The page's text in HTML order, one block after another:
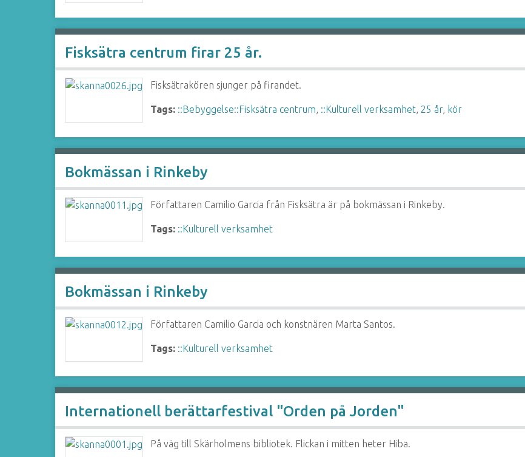
Fisksätra centrum firar 25 år.
Fisksätrakören sjunger på firandet.
Tags: ::Bebyggelse::Fisksätra centrum, ::Kulturell verksamhet,25 år, kör
Bokmässan i Rinkeby
Författaren Camilio Garcia från Fisksätra är på bokmässan i Rinkeby.
Tags: ::Kulturell verksamhet
Bokmässan i Rinkeby
Författaren Camilio Garcia och konstnären Marta Santos.
Tags: ::Kulturell verksamhet
Internationell berättarfestival "Orden på Jorden"
På väg till Skärholmens bibliotek. Flickan i mitten heter Hiba.